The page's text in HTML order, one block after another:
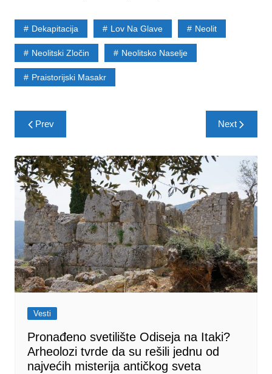
Dekapitacija Lov Na Glave Neolit
Neolitski Zločin Neolitsko Naselje
Praistorijski Masakr
Post
navigation
Prev Next
Vesti
Pronađeno svetilište Odiseja na Itaki?
Arheolozi tvrde da su rešili jednu od
najvećih misterija antičkog sveta